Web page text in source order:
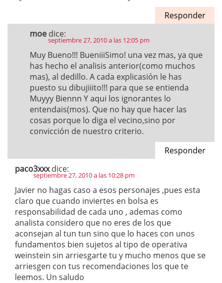
Responder
moe dice:
septiembre 27, 2010 a las 12:05 pm
Muy Bueno!!! BueniiiSimo! una vez mas, ya que
has hecho el analisis anterior(como muchos
mas), al dedillo. A cada explicasión le has
puesto su dibujiiito!!! para que se entienda
Muyyy Biennn Y aqui los ignorantes lo
entendais(mos). Que no hay que hacer las
cosas porque lo diga el vecino,sino por
convicción de nuestro criterio.
Responder
paco3xxx dice:
septiembre 27, 2010 a las 10:28 pm
Javier no hagas caso a esos personajes ,pues esta
claro que cuando inviertes en bolsa es
responsabilidad de cada uno , ademas como
analista considero que no eres de los que
aconsejan al tun tun sino que lo haces con unos
fundamentos bien sujetos al tipo de operativa
weinstein sin arriesgarte tu y mucho menos que se
arriesgen con tus recomendaciones los que te
leemos. Un saludo